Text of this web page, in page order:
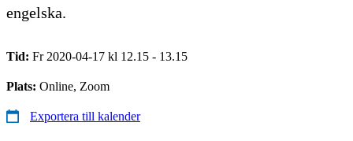
engelska.
Tid: Fr 2020-04-17 kl 12.15 - 13.15
Plats: Online, Zoom
Exportera till kalender